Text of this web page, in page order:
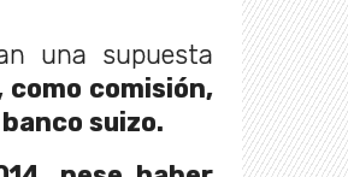
una supuesta
como comisión,
suizo.